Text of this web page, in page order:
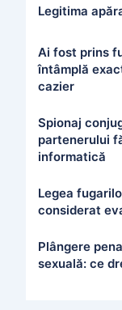
Legitima
Ai fost prins
întâmplă
cazier
Spionaj
partenerului
informatică
Legea
considerat
Plângere
sexuală: ce